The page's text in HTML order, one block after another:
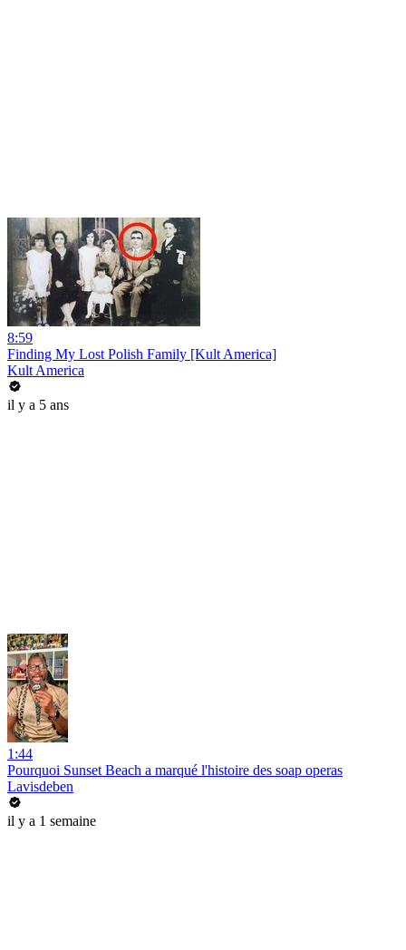
8:59
Finding My Lost Polish Family [Kult America]
Kult America
il y a 5 ans
1:44
Pourquoi Sunset Beach a marqué l'histoire des soap operas
Lavisdeben
il y a 1 semaine